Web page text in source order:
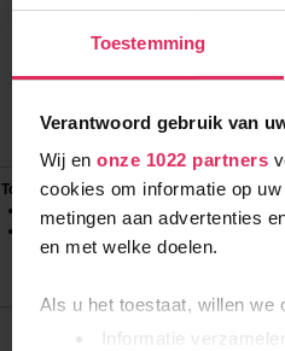
Toestemming
Verantwoord gebruik van
Wij en onze 1022 partners
cookies om informatie op
metingen aan advertenties
en met welke doelen.
Als u het toestaat, willen we
Informatie
Top Dorpen:
La Clusaz